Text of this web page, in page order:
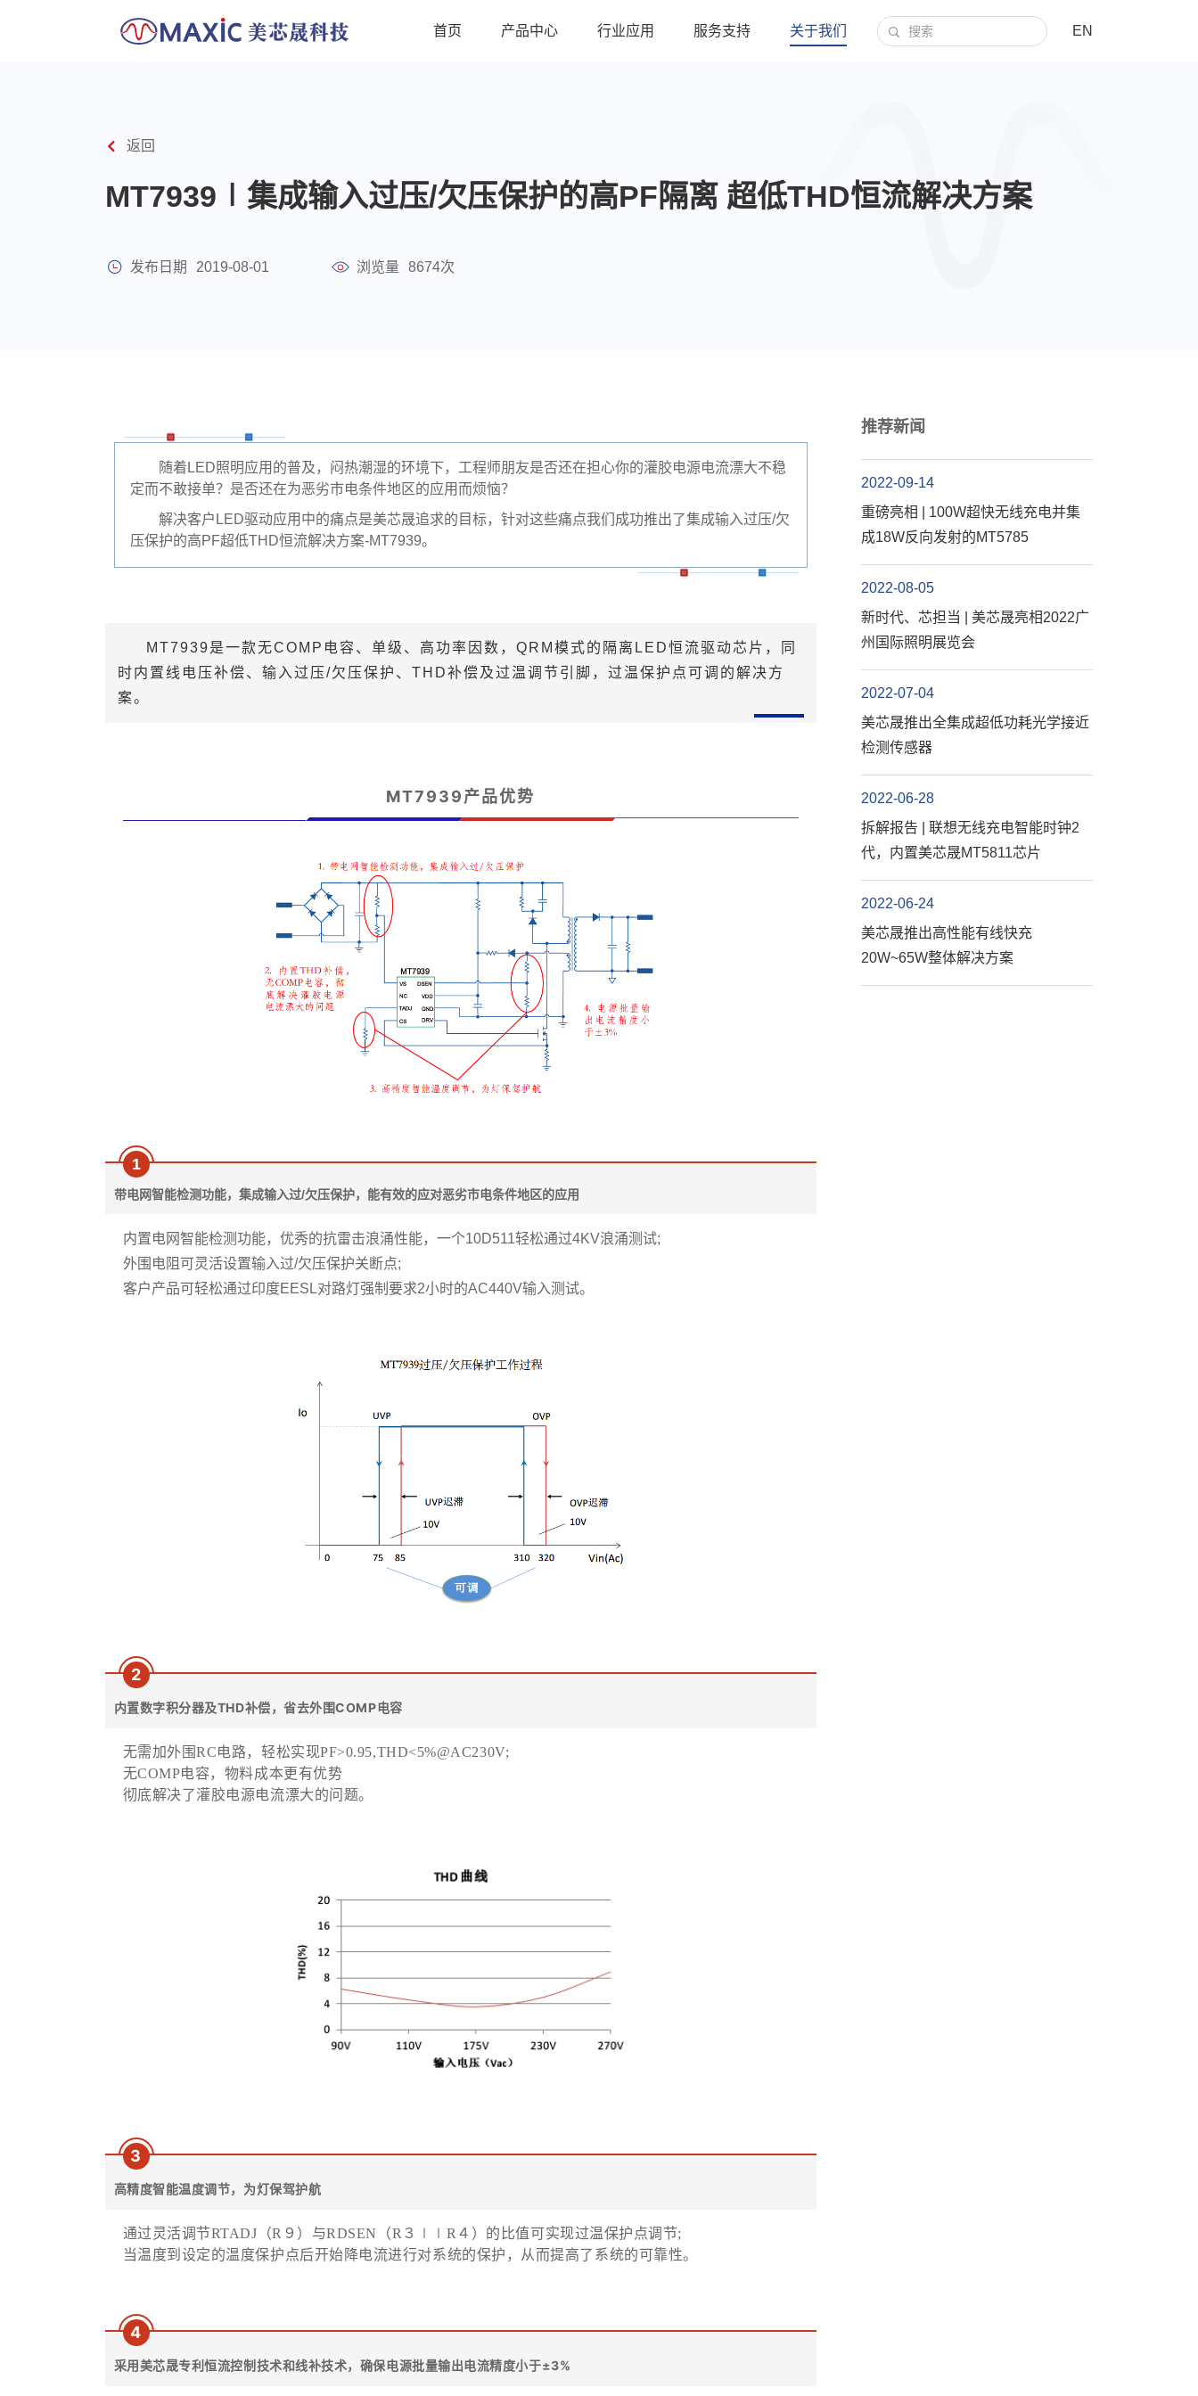
首页 产品中心 行业应用 服务支持 关于我们 EN
返回
MT7939∣集成输入过压/欠压保护的高PF隔离 超低THD恒流解决方案
发布日期 2019-08-01 浏览量 8674次
随着LED照明应用的普及，闷热潮湿的环境下，工程师朋友是否还在担心你的灌胶电源电流漂大不稳
定而不敢接单？是否还在为恶劣市电条件地区的应用而烦恼？
解决客户LED驱动应用中的痛点是美芯晟追求的目标，针对这些痛点我们成功推出了集成输入过压/欠
压保护的高PF超低THD恒流解决方案-MT7939。
MT7939是一款无COMP电容、单级、高功率因数，QRM模式的隔离LED恒流驱动芯片，同
时内置线电压补偿、输入过压/欠压保护、THD补偿及过温调节引脚，过温保护点可调的解决方
案。
MT7939产品优势
1
带电网智能检测功能，集成输入过/欠压保护，能有效的应对恶劣市电条件地区的应用
内置电网智能检测功能，优秀的抗雷击浪涌性能，一个10D511轻松通过4KV浪涌测试;
外围电阻可灵活设置输入过/欠压保护关断点;
客户产品可轻松通过印度EESL对路灯强制要求2小时的AC440V输入测试。
2
内置数字积分器及THD补偿，省去外围COMP电容
无需加外围RC电路，轻松实现PF>0.95,THD<5%@AC230V;
无COMP电容，物料成本更有优势
彻底解决了灌胶电源电流漂大的问题。
3
高精度智能温度调节，为灯保驾护航
通过灵活调节RTADJ（R９）与RDSEN（R３∣∣R４）的比值可实现过温保护点调节;
当温度到设定的温度保护点后开始降电流进行对系统的保护，从而提高了系统的可靠性。
4
采用美芯晟专利恒流控制技术和线补技术，确保电源批量输出电流精度小于±3%
推荐新闻
2022-09-14
重磅亮相 | 100W超快无线充电并集
成18W反向发射的MT5785
2022-08-05
新时代、芯担当 | 美芯晟亮相2022广
州国际照明展览会
2022-07-04
美芯晟推出全集成超低功耗光学接近
检测传感器
2022-06-28
拆解报告 | 联想无线充电智能时钟2
代，内置美芯晟MT5811芯片
2022-06-24
美芯晟推出高性能有线快充
20W~65W整体解决方案